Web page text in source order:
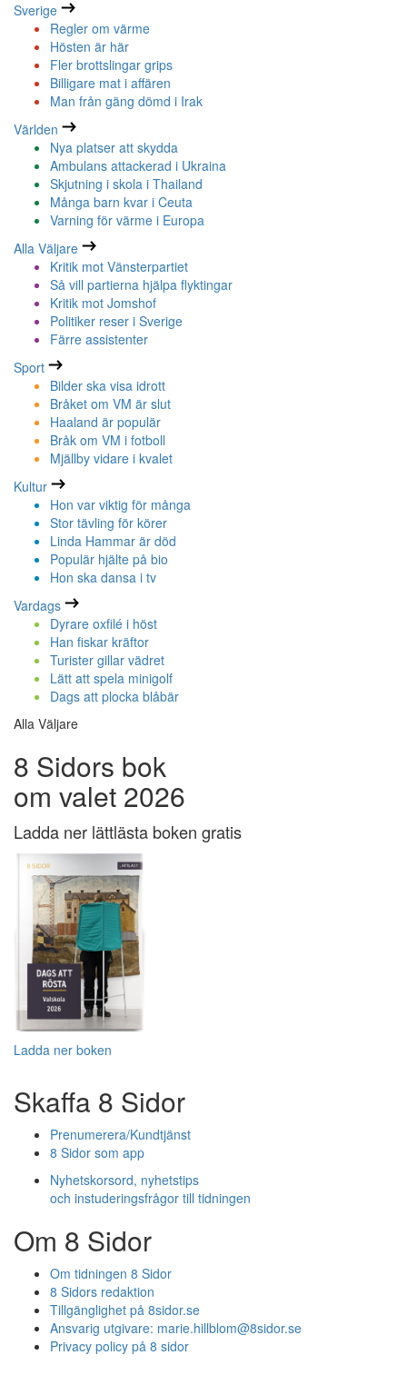
Sverige
Regler om värme
Hösten är här
Fler brottslingar grips
Billigare mat i affären
Man från gäng dömd i Irak
Världen
Nya platser att skydda
Ambulans attackerad i Ukraina
Skjutning i skola i Thailand
Många barn kvar i Ceuta
Varning för värme i Europa
Alla Väljare
Kritik mot Vänsterpartiet
Så vill partierna hjälpa flyktingar
Kritik mot Jomshof
Politiker reser i Sverige
Färre assistenter
Sport
Bilder ska visa idrott
Bråket om VM är slut
Haaland är populär
Bråk om VM i fotboll
Mjällby vidare i kvalet
Kultur
Hon var viktig för många
Stor tävling för körer
Linda Hammar är död
Populär hjälte på bio
Hon ska dansa i tv
Vardags
Dyrare oxfilé i höst
Han fiskar kräftor
Turister gillar vädret
Lätt att spela minigolf
Dags att plocka blåbär
Alla Väljare
8 Sidors bok
om valet 2026
Ladda ner lättlästa boken gratis
Ladda ner boken
Skaffa 8 Sidor
Prenumerera/Kundtjänst
8 Sidor som app
Nyhetskorsord, nyhetstips
och instuderingsfrågor till tidningen
Om 8 Sidor
Om tidningen 8 Sidor
8 Sidors redaktion
Tillgänglighet på 8sidor.se
Ansvarig utgivare: marie.hillblom@8sidor.se
Privacy policy på 8 sidor